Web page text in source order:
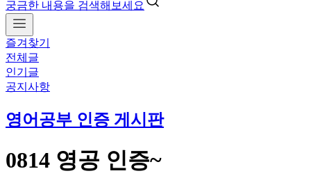
궁금한 내용을 검색해보세요
즐겨찾기
전체글
인기글
공지사항
영어공부 인증 게시판
0814 영공 인증~